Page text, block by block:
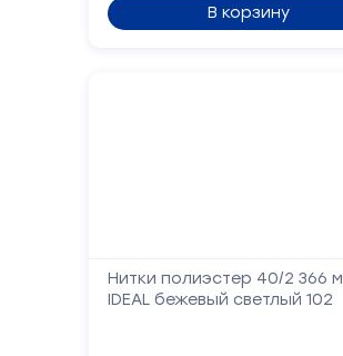
В корзину
Нитки полиэстер 40/2 366 м
IDEAL бежевый светлый 102